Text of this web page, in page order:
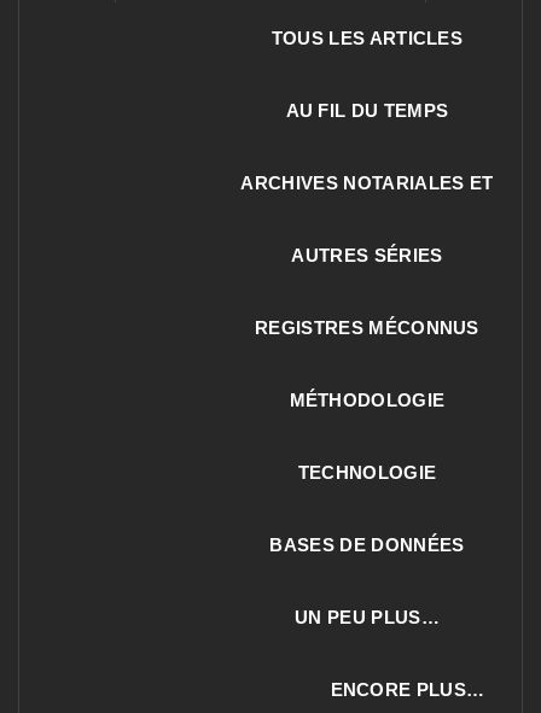
TOUS LES ARTICLES
AU FIL DU TEMPS
ARCHIVES NOTARIALES ET
AUTRES SÉRIES
REGISTRES MÉCONNUS
MÉTHODOLOGIE
TECHNOLOGIE
BASES DE DONNÉES
UN PEU PLUS…
ENCORE PLUS…